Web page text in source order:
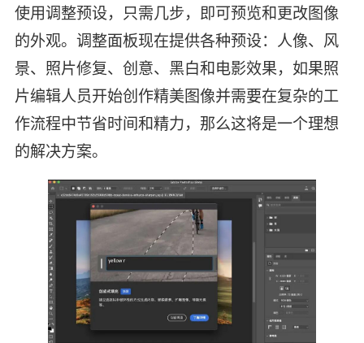
使用调整预设，只需几步，即可预览和更改图像
的外观。调整面板现在提供各种预设：人像、风
景、照片修复、创意、黑白和电影效果，如果照
片编辑人员开始创作精美图像并需要在复杂的工
作流程中节省时间和精力，那么这将是一个理想
的解决方案。